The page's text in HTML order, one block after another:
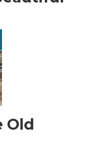
Old